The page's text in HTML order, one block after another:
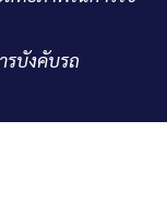
รบังคับรถ